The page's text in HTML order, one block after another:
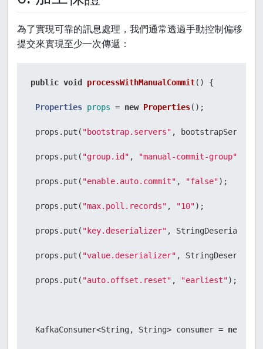
@Override
為了實現可靠的訊息處理，我們通常透過手動控制偏移
提交來實現至少一次傳遞：
public void processWithManualCommit() {
Properties props = new Properties();
props.put( "bootstrap.servers" ,
props.put( "group.id" , "manual-commit-group"
props.put( "enable.auto.commit" , "false");
props.put( "max.poll.records" , "10");
props.put( "key.deserializer" ,
props.put( "value.deserializer" ,
props.put( "auto.offset.reset" , "earliest");
KafkaConsumer<String, String> consumer = new